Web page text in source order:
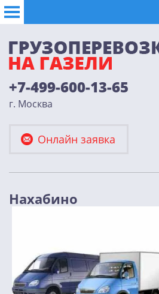
+7-499-600-13-65
г. Москва
Онлайн заявка
Нахабино